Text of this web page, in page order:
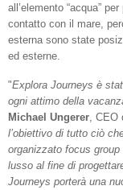
all’elemento “acqua”
contatto con il mare,
esterna sono state
ed esterne.
"Explora Journeys è
ogni attimo della
Michael Ungerer ,
l’obiettivo di tutto ciò
organizzato focus
lusso al fine di
Journeys porterà una